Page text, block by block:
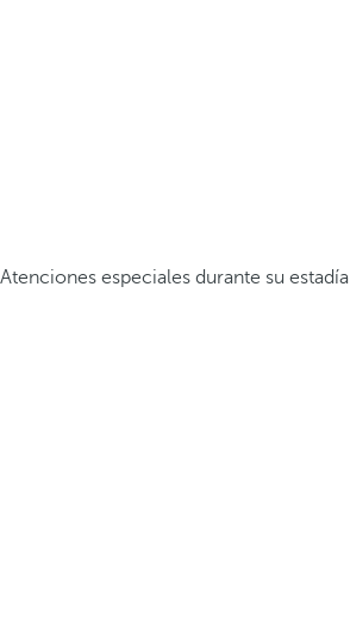
Atenciones especiales durante su estadía